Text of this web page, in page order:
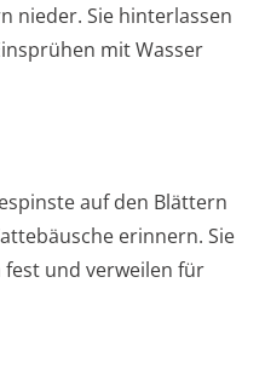
nieder. Sie hinterlassen
mit Wasser
auf den Blättern
erinnern. Sie
und verweilen für